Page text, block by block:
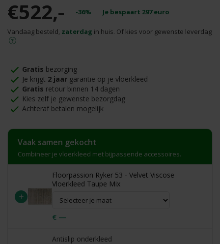
€522,- -36% Je bespaart 297euro
Vandaag besteld, zaterdag in huis. Of kies voor gewenste leverdag
Gratis bezorging
Je krijgt 2 jaar garantie op je vloerkleed
Gratis retour binnen 14 dagen
Kies zelf je gewenste bezorgdag
Achteraf betalen mogelijk
Vaak samen gekocht
Combineer je vloerkleed met bijpassende accessoires.
+
Floorpassion Ryker 53 - Velvet Viscose
Vloerkleed Taupe Mix
€ —
Antislip onderkleed